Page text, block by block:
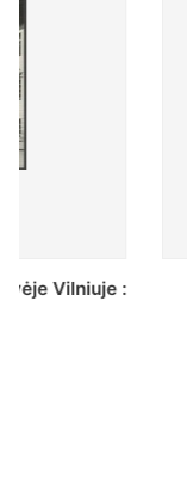
St. Batoro